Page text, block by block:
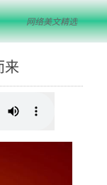
网络美文精选
来